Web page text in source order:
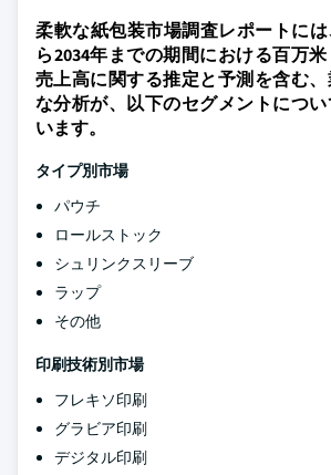
柔軟な紙包装市場調査レポートには
ら2034年までの期間における百万
売上高に関する推定と予測を含む
な分析が、以下のセグメントにつ
います。
タイプ別市場
パウチ
ロールストック
シュリンクスリーブ
ラップ
その他
印刷技術別市場
フレキソ印刷
グラビア印刷
デジタル印刷